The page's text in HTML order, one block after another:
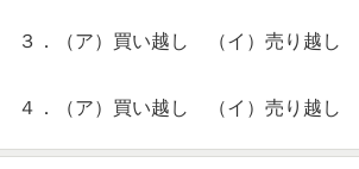
３．（ア）買い越し （イ）売り越
４．（ア）買い越し （イ）売り越